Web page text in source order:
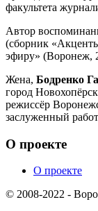
факультета
Автор
(сборник
эфиру» (Воронеж,
Жена, Бодренко
город
режиссёр
заслуженный
О проекте
О проекте
© 2008-2022 -